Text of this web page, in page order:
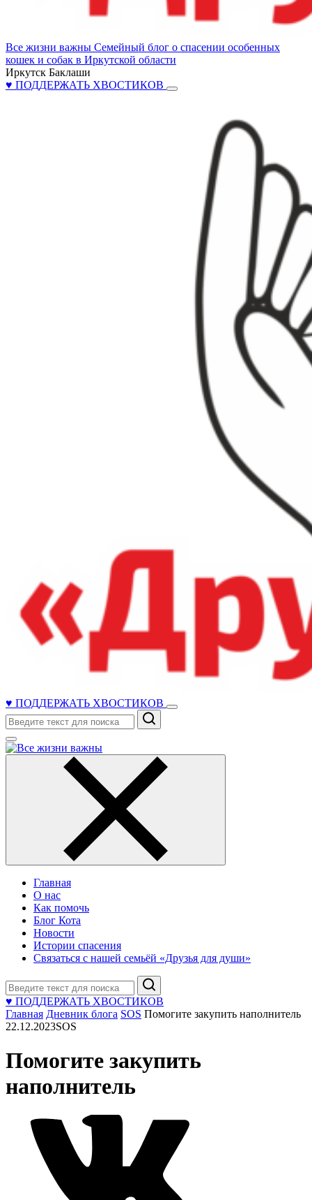
Все жизни важны Семейный блог о спасении особенных
кошек и собак в Иркутской области
Иркутск Баклаши
♥ ПОДДЕРЖАТЬ ХВОСТИКОВ
♥ ПОДДЕРЖАТЬ ХВОСТИКОВ
Поиск
Главная
О нас
Как помочь
Блог Кота
Новости
Истории спасения
Связаться с нашей семьёй «Друзья для души»
Поиск
♥ ПОДДЕРЖАТЬ ХВОСТИКОВ
Главная Дневник блога SOS Помогите закупить наполнитель
22.12.2023SOS
Помогите закупить
наполнитель